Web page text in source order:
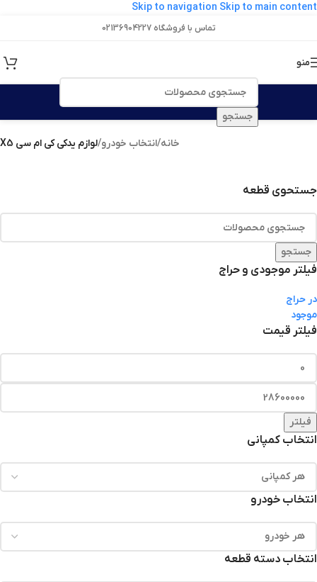
Skip to navigation Skip to main content
تماس با فروشگاه 02136904227
منو
جستجو
خانه/انتخاب خودرو/لوازم یدکی کی ام سی X5
جستحوی قطعه
جستجو
فیلتر موجودی و حراج
در حراج
موجود
فیلتر قیمت
فیلتر
انتخاب کمپانی
انتخاب خودرو
انتخاب دسته قطعه